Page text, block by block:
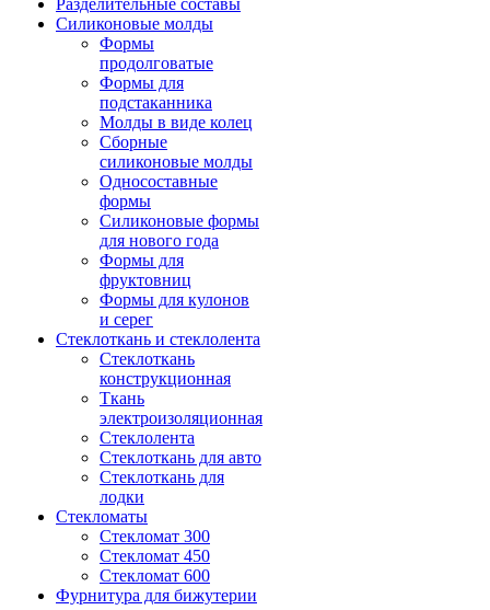
Разделительные составы
Силиконовые молды
Формы
продолговатые
Формы для
подстаканника
Молды в виде колец
Сборные
силиконовые молды
Односоставные
формы
Силиконовые формы
для нового года
Формы для
фруктовниц
Формы для кулонов
и серег
Стеклоткань и стеклолента
Стеклоткань
конструкционная
Ткань
электроизоляционная
Стеклолента
Стеклоткань для авто
Стеклоткань для
лодки
Стекломаты
Стекломат 300
Стекломат 450
Стекломат 600
Фурнитура для бижутерии